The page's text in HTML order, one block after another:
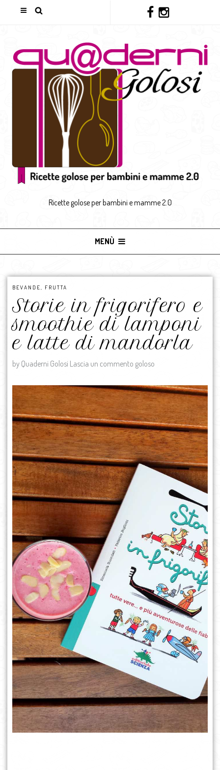
Ricette golose per bambini e mamme 2.0
MENÙ
BEVANDE FRUTTA
Storie in frigorifero e
smoothie di lamponi
e latte di mandorla
by Quaderni Golosi Lascia un commento goloso